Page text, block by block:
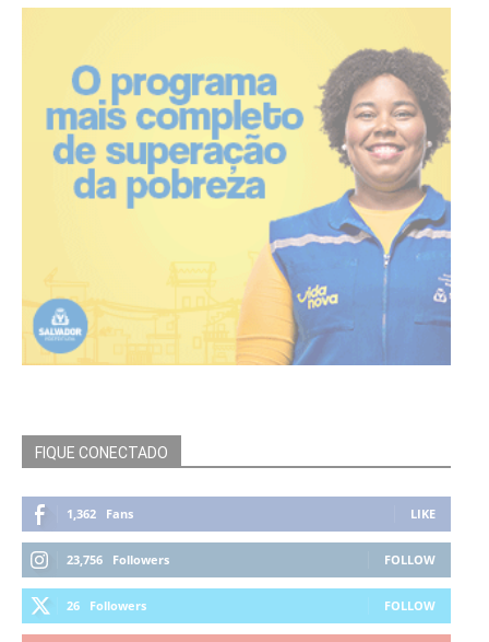
FIQUE CONECTADO
1,362 Fans LIKE
23,756 Followers FOLLOW
26 Followers FOLLOW